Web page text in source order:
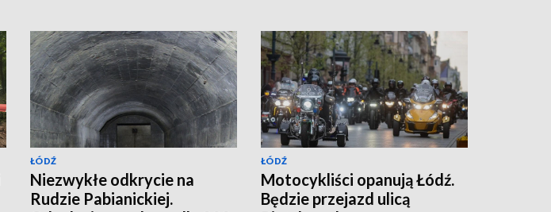
ŁÓDŹ
Niezwykłe odkrycie na
Rudzie Pabianickiej.
ŁÓDŹ
Motocykliści opanują Łódź.
Będzie przejazd ulicą